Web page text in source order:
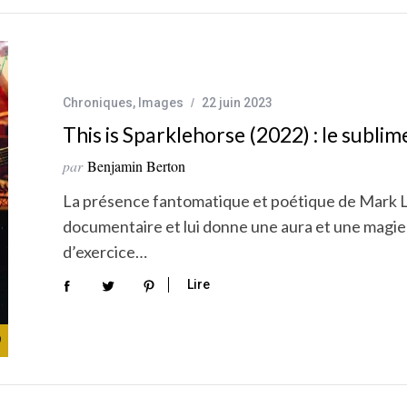
Chroniques, Images 22 juin 2023
This is Sparklehorse (2022) : le
par Benjamin Berton
La présence fantomatique et poétique de Mark
documentaire et lui donne une aura et une
d’exercice…
Lire